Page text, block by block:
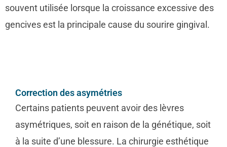
souvent utilisée lorsque la croissance excessive des
gencives est la principale cause du sourire gingival.
Correction des asymétries
Certains patients peuvent avoir des lèvres
asymétriques, soit en raison de la génétique, soit
à la suite d’une blessure. La chirurgie esthétique